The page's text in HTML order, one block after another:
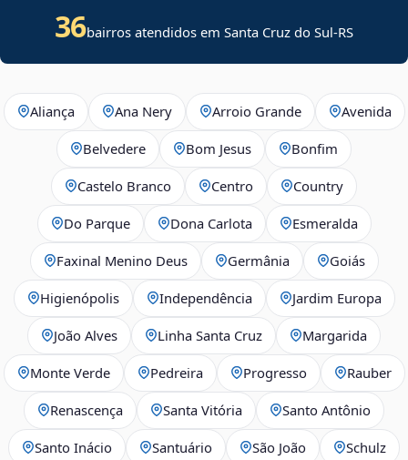
36bairros atendidos em Santa Cruz do Sul-RS
Aliança Ana Nery Arroio Grande Avenida
Belvedere Bom Jesus Bonfim
Castelo Branco Centro Country
Do Parque Dona Carlota Esmeralda
Faxinal Menino Deus Germânia Goiás
Higienópolis Independência Jardim Europa
João Alves Linha Santa Cruz Margarida
Monte Verde Pedreira Progresso Rauber
Renascença Santa Vitória Santo Antônio
Santo Inácio Santuário São João Schulz